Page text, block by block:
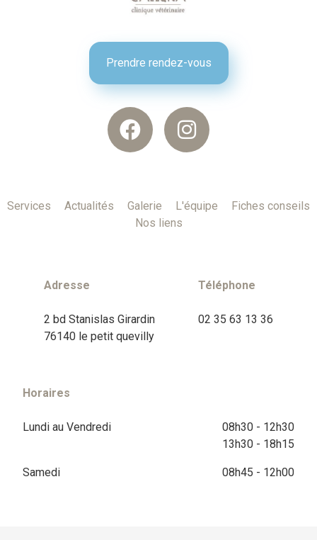
Prendre rendez-vous
Services Actualités Galerie L'équipe
Fiches conseils
Nos liens
Adresse
2 bd Stanislas Girardin
76140 le petit quevilly
Téléphone
02 35 63 13 36
Horaires
Lundi au Vendredi
08h30 - 12h30
13h30 - 18h15
Samedi 08h45 - 12h00